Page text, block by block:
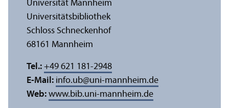
Universität Mannheim
Universitäts­bibliothek
Schloss Schneckenhof
68161 Mannheim
Tel.: +49 621 181-2948
E-Mail: info.ub@uni-mannheim.de
Web: www.bib.uni-mannheim.de